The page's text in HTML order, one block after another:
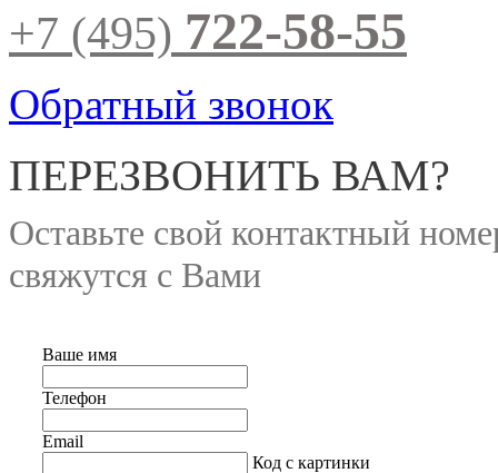
+7 (495) 722-58-55
Обратный звонок
ПЕРЕЗВОНИТЬ ВАМ?
Оставьте свой контактный
свяжутся с Вами
Ваше имя
Телефон
Email
Код с картинки